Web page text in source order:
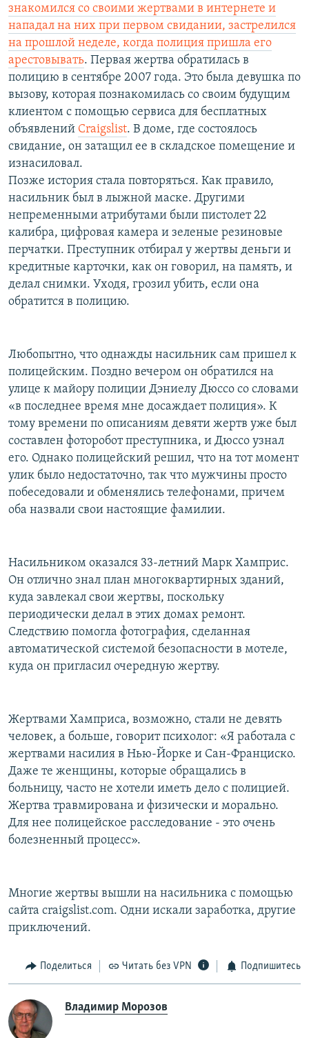
знакомился со своими жертвами в интернете и
нападал на них при первом свидании, застрелился
на прошлой неделе, когда полиция пришла его
арестовывать. Первая жертва обратилась в
полицию в сентябре 2007 года. Это была девушка по
вызову, которая познакомилась со своим будущим
клиентом с помощью сервиса для бесплатных
объявлений Craigslist. В доме, где состоялось
свидание, он затащил ее в складское помещение и
изнасиловал.
Позже история стала повторяться. Как правило,
насильник был в лыжной маске. Другими
непременными атрибутами были пистолет 22
калибра, цифровая камера и зеленые резиновые
перчатки. Преступник отбирал у жертвы деньги и
кредитные карточки, как он говорил, на память, и
делал снимки. Уходя, грозил убить, если она
обратится в полицию.
Любопытно, что однажды насильник сам пришел к
полицейским. Поздно вечером он обратился на
улице к майору полиции Дэниелу Дюссо со словами
«в последнее время мне досаждает полиция». К
тому времени по описаниям девяти жертв уже был
составлен фоторобот преступника, и Дюссо узнал
его. Однако полицейский решил, что на тот момент
улик было недостаточно, так что мужчины просто
побеседовали и обменялись телефонами, причем
оба назвали свои настоящие фамилии.
Насильником оказался 33-летний Марк Хамприc.
Он отлично знал план многоквартирных зданий,
куда завлекал свои жертвы, поскольку
периодически делал в этих домах ремонт.
Следствию помогла фотография, сделанная
автоматической системой безопасности в мотеле,
куда он пригласил очередную жертву.
Жертвами Хамприса, возможно, стали не девять
человек, а больше, говорит психолог: «Я работала с
жертвами насилия в Нью-Йорке и Сан-Франциско.
Даже те женщины, которые обращались в
больницу, часто не хотели иметь дело с полицией.
Жертва травмирована и физически и морально.
Для нее полицейское расследование - это очень
болезненный процесс».
Многие жертвы вышли на насильника с помощью
сайта craigslist.com. Одни искали заработка, другие
приключений.
Поделиться Читать без VPN Подпишитесь
Владимир Морозов